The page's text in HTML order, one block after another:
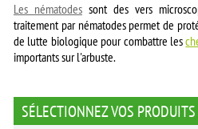
Les nématodes sont des vers
traitement par nématodes permet de
de lutte biologique pour combattre les
importants sur l'arbuste.
SÉLECTIONNEZ VOS PRODUITS